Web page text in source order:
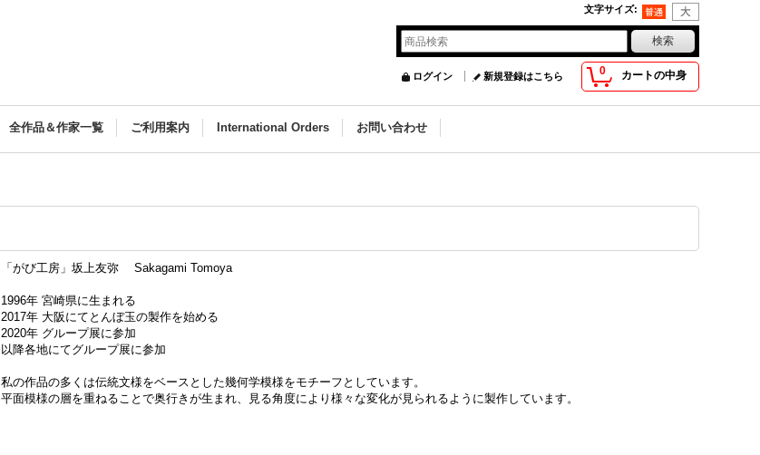
文字サイズ:
0 カートの中身
ログイン 新規登録はこちら
全作品＆作家一覧 ご利用案内 International Orders お問い合わせ
「がび工房」坂上友弥 Sakagami Tomoya
1996年 宮崎県に生まれる
2017年 大阪にてとんぼ玉の製作を始める
2020年 グループ展に参加
以降各地にてグループ展に参加
私の作品の多くは伝統文様をベースとした幾何学模様をモチーフとしています。
平面模様の層を重ねることで奥行きが生まれ、見る角度により様々な変化が見られるように製作しています。